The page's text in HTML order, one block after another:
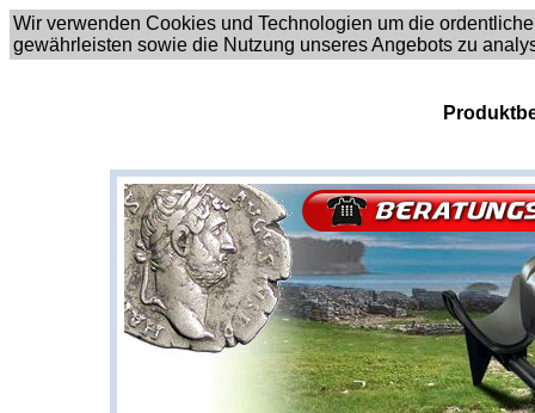
Wir verwenden Cookies und Technologien um die
gewährleisten sowie die Nutzung unseres Angebots zu